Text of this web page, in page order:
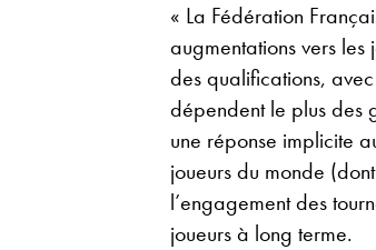
« La Fédération
augmentations vers
des qualifications,
dépendent le plus des
une réponse implicite
joueurs du monde
l’engagement des
joueurs à long terme.